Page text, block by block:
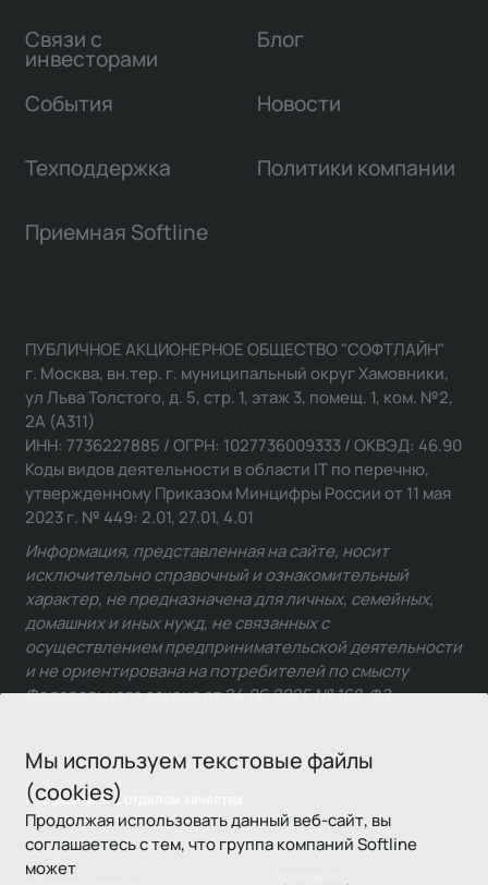
Мы используем текстовые файлы
(cookies)
Продолжая использовать данный веб-сайт, вы
соглашаетесь с тем, что группа компаний Softline
может
Связи с
инвесторами
Блог
События Новости
Техподдержка Политики компании
Приемная Softline
Связаться с отделом качества
ПУБЛИЧНОЕ АКЦИОНЕРНОЕ ОБЩЕСТВО "СОФТЛАЙН"
г. Москва, вн.тер. г. муниципальный округ Хамовники,
ул Льва Толстого, д. 5, стр. 1, этаж 3, помещ. 1, ком. №2,
2А (А311)
ИНН: 7736227885 / ОГРН: 1027736009333 / ОКВЭД: 46.90
Коды видов деятельности в области IT по перечню,
утвержденному Приказом Минцифры России от 11 мая
2023 г. № 449: 2.01, 27.01, 4.01
Информация, представленная на сайте, носит
исключительно справочный и ознакомительный
характер, не предназначена для личных, семейных,
домашних и иных нужд, не связанных с
осуществлением предпринимательской деятельности
и не ориентирована на потребителей по смыслу
Федерального закона от 24.06.2025 № 168-ФЗ.